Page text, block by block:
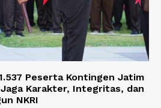
Peserta Kontingen Jatim
Jaga Karakter, Integritas, dan
NKRI